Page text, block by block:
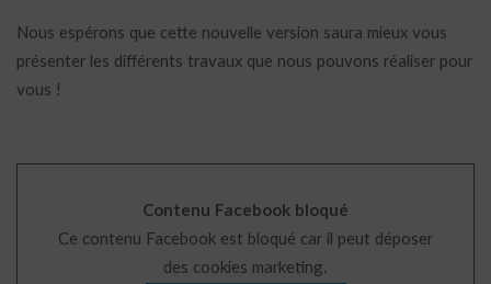
Nous espérons que cette nouvelle version saura mieux vous
présenter les différents travaux que nous pouvons réaliser pour
vous !
Contenu Facebook bloqué
Ce contenu Facebook est bloqué car il peut déposer
des cookies marketing.